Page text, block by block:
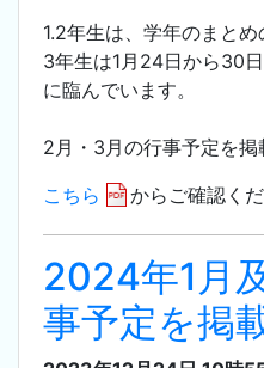
1.2年生は、学年のまとめ
3年生は1月24日から30
に臨んでいます。
2月・3月の行事予定を掲
こちら
からご確認くだ
2024年1月
事予定を掲